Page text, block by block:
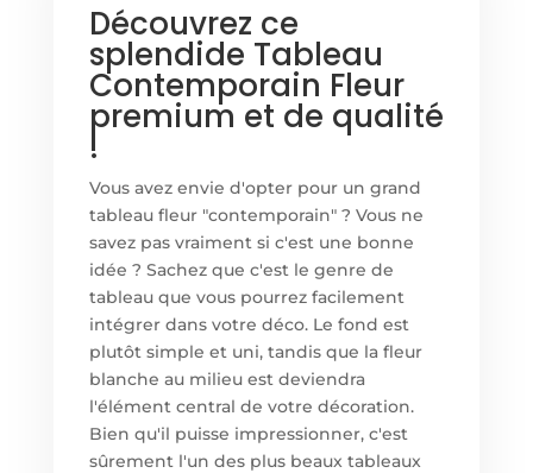
Découvrez ce
splendide Tableau
Contemporain Fleur
premium et de qualité
!
Vous avez envie d'opter pour un grand
tableau fleur "contemporain" ? Vous ne
savez pas vraiment si c'est une bonne
idée ? Sachez que c'est le genre de
tableau que vous pourrez facilement
intégrer dans votre déco. Le fond est
plutôt simple et uni, tandis que la fleur
blanche au milieu est deviendra
l'élément central de votre décoration.
Bien qu'il puisse impressionner, c'est
sûrement l'un des plus beaux tableaux